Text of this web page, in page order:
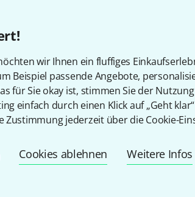
wir Ihnen ein fluffiges
Beispiel passende Angebote,
für Sie okay ist, stimmen Sie der
einfach durch einen Klick auf „Geht
Zustimmung jederzeit über die Cookie-
Cookies ablehnen Weitere Infos